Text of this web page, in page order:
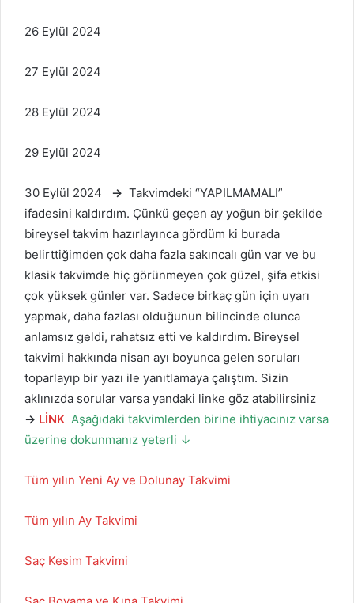
26 Eylül 2024
27 Eylül 2024
28 Eylül 2024
29 Eylül 2024
30 Eylül 2024 → Takvimdeki “YAPILMAMALI”
ifadesini kaldırdım. Çünkü geçen ay yoğun bir şekilde
bireysel takvim hazırlayınca gördüm ki burada
belirttiğimden çok daha fazla sakıncalı gün var ve bu
klasik takvimde hiç görünmeyen çok güzel, şifa etkisi
çok yüksek günler var. Sadece birkaç gün için uyarı
yapmak, daha fazlası olduğunun bilincinde olunca
anlamsız geldi, rahatsız etti ve kaldırdım. Bireysel
takvimi hakkında nisan ayı boyunca gelen soruları
toparlayıp bir yazı ile yanıtlamaya çalıştım. Sizin
aklınızda sorular varsa yandaki linke göz atabilirsiniz
→ LİNK Aşağıdaki takvimlerden birine ihtiyacınız varsa
üzerine dokunmanız yeterli ↓
Tüm yılın Yeni Ay ve Dolunay Takvimi
Tüm yılın Ay Takvimi
Saç Kesim Takvimi